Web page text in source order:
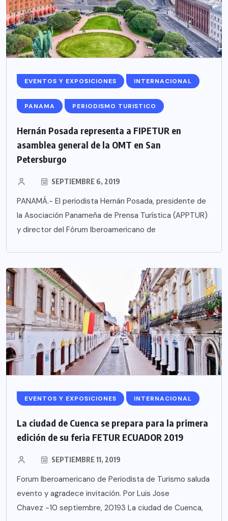
EVENTOS Y EXPOSICIONES INTERNACIONAL
PANAMA PERIODISMO TURISTICO
Hernán Posada representa a FIPETUR en
asamblea general de la OMT en San
Petersburgo
SEPTIEMBRE 6, 2019
PANAMÁ.- El periodista Hernán Posada, presidente de
la Asociación Panameña de Prensa Turística (APPTUR)
y director del Fórum Iberoamericano de
EVENTOS Y EXPOSICIONES INTERNACIONAL
La ciudad de Cuenca se prepara para la primera
edición de su feria FETUR ECUADOR 2019
SEPTIEMBRE 11, 2019
Forum Iberoamericano de Periodista de Turismo saluda
evento y agradece invitación. Por Luis Jose
Chavez -10 septiembre, 20193 La ciudad de Cuenca,